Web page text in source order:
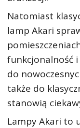
Natomiast
lamp Akari
funkcjonalność i
do
także do
stanowią
Lampy Akari to